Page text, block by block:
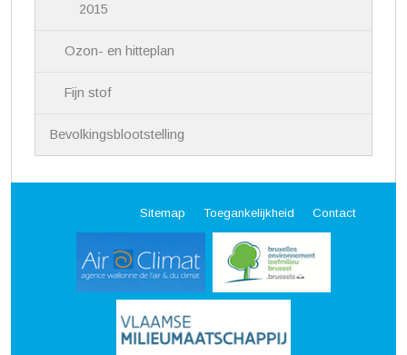
2015
Ozon- en hitteplan
Fijn stof
Bevolkingsblootstelling
Sitemap Toegankelijkheid Contact